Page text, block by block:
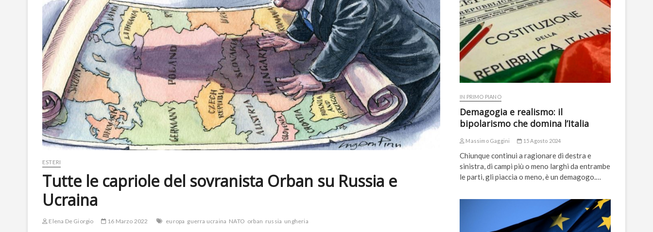
ESTERI
Tutte le capriole del sovranista Orban su Russia e
Ucraina
Elena De Giorgio 16 Marzo 2022 europa guerra ucraina NATO orban russia ungheria
IN PRIMO PIANO
Demagogia e realismo: il
bipolarismo che domina l’Italia
Massimo Gaggini 15 Agosto 2024
Chiunque continui a ragionare di destra e
sinistra, di campi più o meno larghi da entrambe
le parti, gli piaccia o meno, è un demagogo.…